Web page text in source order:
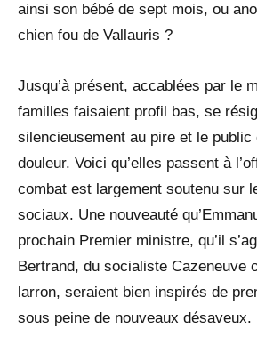
ainsi son bébé de sept mois, ou
chien fou de Vallauris ?
Jusqu’à présent, accablées par le
familles faisaient profil bas, se
silencieusement au pire et le
douleur. Voici qu’elles passent à
combat est largement soutenu sur
sociaux. Une nouveauté
prochain Premier ministre, qu’il
Bertrand, du socialiste Cazeneuve
larron, seraient bien inspirés de
sous peine de nouveaux désaveux.